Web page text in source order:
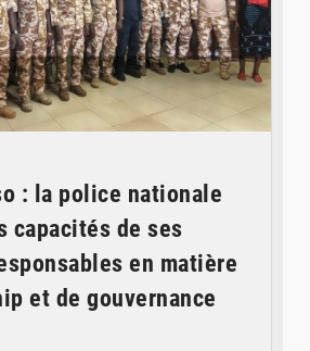
: la police nationale
capacités de ses
en matière
et de gouvernance